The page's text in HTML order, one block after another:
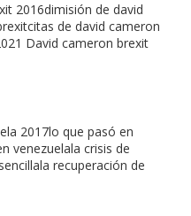
2016dimisión de david
de david cameron
David cameron brexit
2017lo que pasó en
venezuelala crisis de
recuperación de